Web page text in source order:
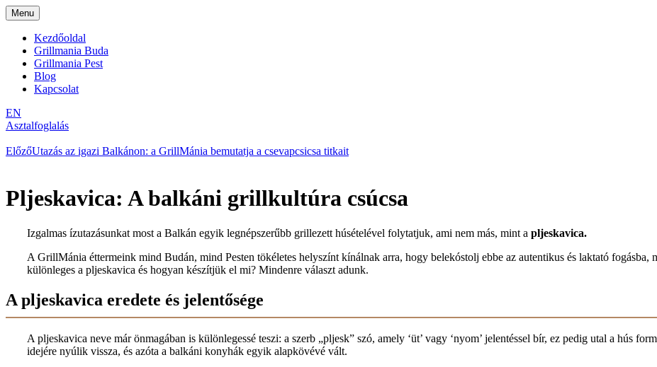
Menu
Kezdőoldal
Grillmania Buda
Grillmania Pest
Blog
Kapcsolat
EN
Asztalfoglalás
ElőzőUtazás az igazi Balkánon: a GrillMánia bemutatja a csevapcsicsa titkait
Pljeskavica: A balkáni grillkultúra csúcsa
Izgalmas ízutazásunkat most a Balkán egyik legnépszerűbb grillezett húsételével folytatjuk, ami nem más, mint a pljeskavica.
A GrillMánia éttermeink mind Budán, mind Pesten tökéletes helyszínt kínálnak arra, hogy belekóstolj ebbe az autentikus és laktató fogásba,
különleges a pljeskavica és hogyan készítjük el mi? Mindenre választ adunk.
A pljeskavica eredete és jelentősége
A pljeskavica neve már önmagában is különlegessé teszi: a szerb „pljesk” szó, amely ‘üt’ vagy ‘nyom’ jelentéssel bír, ez pedig utal a hús
idejére nyúlik vissza, és azóta a balkáni konyhák egyik alapkövévé vált.